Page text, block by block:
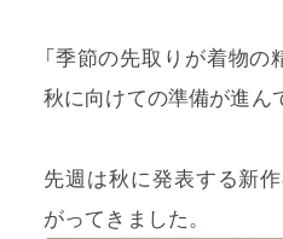
特定商取引法に基づく表記
「季節の先取りが着物の
秋に向けての準備が進ん
先週は秋に発表する新
がってきました。